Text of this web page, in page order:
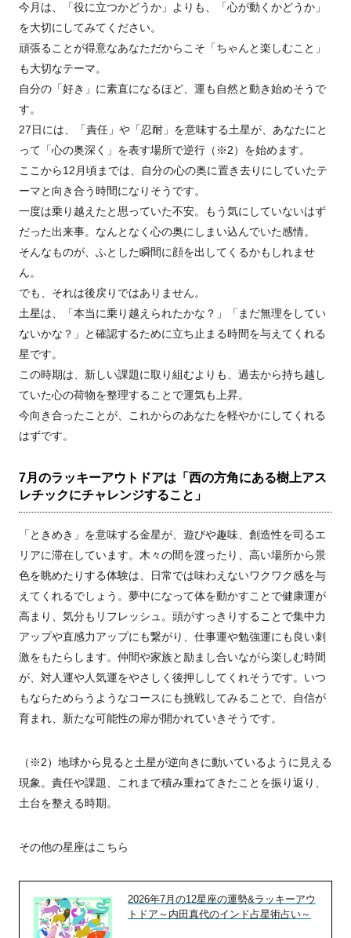
今月は、「役に立つかどうか」よりも、「心が動くかどうか」
を大切にしてみてください。
頑張ることが得意なあなただからこそ「ちゃんと楽しむこと」
も大切なテーマ。
自分の「好き」に素直になるほど、運も自然と動き始めそうで
す。
27日には、「責任」や「忍耐」を意味する土星が、あなたにと
って「心の奥深く」を表す場所で逆行（※2）を始めます。
ここから12月頃までは、自分の心の奥に置き去りにしていたテ
ーマと向き合う時間になりそうです。
一度は乗り越えたと思っていた不安。もう気にしていないはず
だった出来事。なんとなく心の奥にしまい込んでいた感情。
そんなものが、ふとした瞬間に顔を出してくるかもしれませ
ん。
でも、それは後戻りではありません。
土星は、「本当に乗り越えられたかな？」「まだ無理をしてい
ないかな？」と確認するために立ち止まる時間を与えてくれる
星です。
この時期は、新しい課題に取り組むよりも、過去から持ち越し
ていた心の荷物を整理することで運気も上昇。
今向き合ったことが、これからのあなたを軽やかにしてくれる
はずです。
7月のラッキーアウトドアは「西の方角にある樹上アス
レチックにチャレンジすること」
「ときめき」を意味する金星が、遊びや趣味、創造性を司るエ
リアに滞在しています。木々の間を渡ったり、高い場所から景
色を眺めたりする体験は、日常では味わえないワクワク感を与
えてくれるでしょう。夢中になって体を動かすことで健康運が
高まり、気分もリフレッシュ。頭がすっきりすることで集中力
アップや直感力アップにも繋がり、仕事運や勉強運にも良い刺
激をもたらします。仲間や家族と励まし合いながら楽しむ時間
が、対人運や人気運をやさしく後押ししてくれそうです。いつ
もならためらうようなコースにも挑戦してみることで、自信が
育まれ、新たな可能性の扉が開かれていきそうです。
（※2）地球から見ると土星が逆向きに動いているように見える
現象。責任や課題、これまで積み重ねてきたことを振り返り、
土台を整える時期。
その他の星座はこちら
2026年7月の12星座の運勢&ラッキーアウ
トドア～内田真代のインド占星術占い～